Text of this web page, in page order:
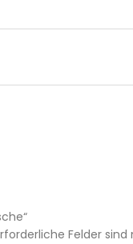
Felder sind